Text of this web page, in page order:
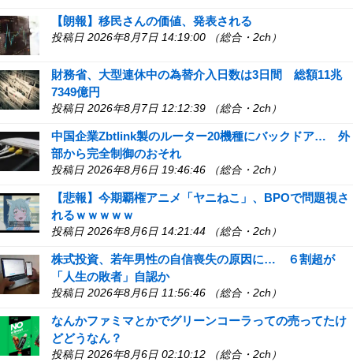
【朗報】移民さんの価値、発表される
投稿日 2026年8月7日 14:19:00 （総合・2ch）
財務省、大型連休中の為替介入日数は3日間 総額11兆
7349億円
投稿日 2026年8月7日 12:12:39 （総合・2ch）
中国企業Zbtlink製のルーター20機種にバックドア… 外
部から完全制御のおそれ
投稿日 2026年8月6日 19:46:46 （総合・2ch）
【悲報】今期覇権アニメ「ヤニねこ」、BPOで問題視さ
れるｗｗｗｗｗ
投稿日 2026年8月6日 14:21:44 （総合・2ch）
株式投資、若年男性の自信喪失の原因に… ６割超が
「人生の敗者」自認か
投稿日 2026年8月6日 11:56:46 （総合・2ch）
なんかファミマとかでグリーンコーラっての売ってたけ
どどうなん？
投稿日 2026年8月6日 02:10:12 （総合・2ch）